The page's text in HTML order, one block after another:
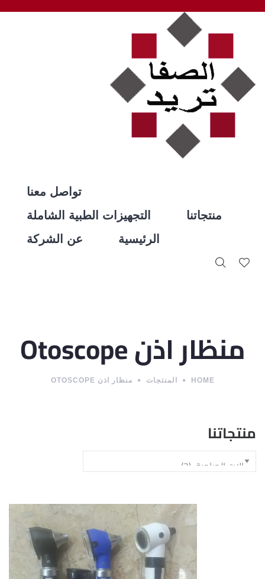
تواصل معنا
التجهيزات الطبية الشاملة
منتجاتنا
عن الشركة
الرئيسية
منظار اذن Otoscope
HOME المنتجات منظار اذن OTOSCOPE
منتجاتنا